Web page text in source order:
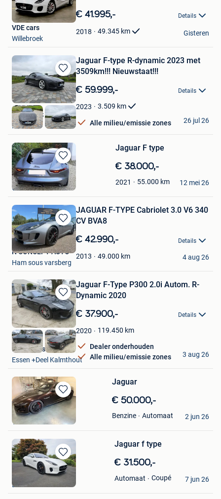
Bewaren
in
Mijn
Favorieten
€ 41.995,- Details
2018 49.345 km
VDE cars
Willebroek
Gisteren
Bewaren
in
Mijn
Favorieten
Jaguar F-type R-dynamic 2023 met
3509km!!! Nieuwstaat!!!
€ 59.999,- Details
2023 3.509 km
Alle milieu/emissie zones
B&L CARS
Mere
26 jul 26
Bewaren
in
Mijn
Favorieten
Jaguar F type
€ 38.000,-
2021 55.000 km
senso
Gavere
12 mei 26
Bewaren
in
Mijn
Favorieten
JAGUAR F-TYPE Cabriolet 3.0 V6 340
CV BVA8
€ 42.990,- Details
2013 49.000 km
N CONCEPT AUTO
Ham sous varsberg
4 aug 26
Bewaren
in
Mijn
Favorieten
Jaguar F-Type P300 2.0i Autom. R-
Dynamic 2020
€ 37.900,- Details
2020 119.450 km
Dealer onderhouden
Alle milieu/emissie zones
LM Motors Essen
Essen +Deel Kalmthout
3 aug 26
Bewaren
in
Mijn
Favorieten
Jaguar
€ 50.000,-
Benzine Automaat
Montana
Turnhout
2 jun 26
Bewaren
in
Mijn
Favorieten
Jaguar f type
€ 31.500,-
Automaat Coupé
franck
Bruxelles
7 jun 26